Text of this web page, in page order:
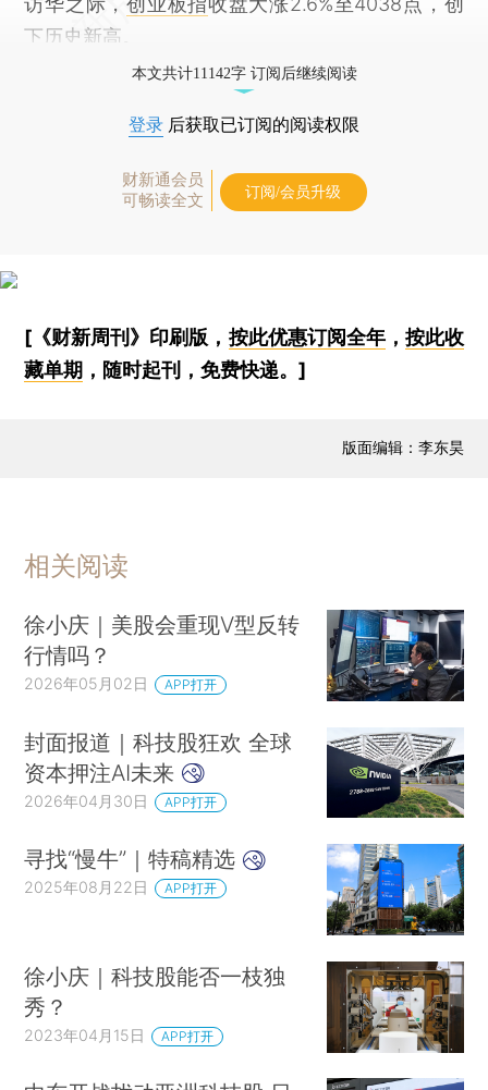
下历史新高。
本文共计11142字 订阅后继续阅读
登录 后获取已订阅的阅读权限
财新通会员
可畅读全文
订阅/会员升级
[《财新周刊》印刷版， 按此优惠订阅全年， 按此收
藏单期 ，随时起刊，免费快递。]
版面编辑：李东昊
相关阅读
徐小庆｜美股会重现V型反转
行情吗？
2026年05月02日 APP打开
封面报道｜科技股狂欢 全球
资本押注AI未来
2026年04月30日 APP打开
寻找“慢牛”｜特稿精选
2025年08月22日 APP打开
徐小庆｜科技股能否一枝独
秀？
2023年04月15日 APP打开